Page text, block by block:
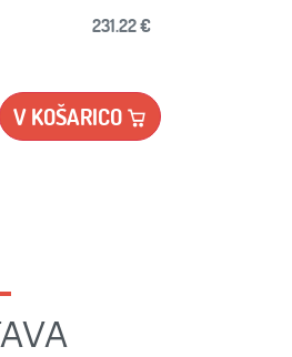
231.22 €
V KOŠARICO